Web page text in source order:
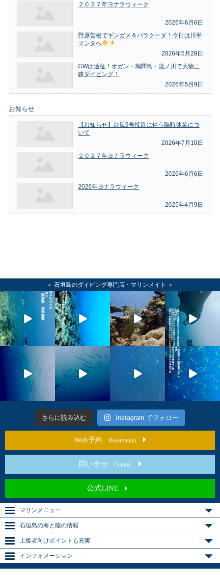
２０２７年ヨナラウィーク
2026年6月6日
野原曽根でギンガメ＆バラクーダ！今日は川平
マンタへ
2026年5月28日
GWは遠征！オガン・鳩間島・鹿ノ川で大物三
昧ダイビング！
2026年5月9日
お知らせ
【お知らせ】台風9号接近に伴う臨時休業につ
いて
2026年7月10日
２０２７年ヨナラウィーク
2026年6月6日
2026年ヨナラウィーク
2025年4月9日
＜ 石垣島のダイビング専門店・マリンメイト ＞
さらに読み込む Instagram でフォロー
Web予約 Reservation
問い合せ Contact
公式LINE
マリンメニュー
石垣島の海と陸の情報
上級者向けポイントも充実
インフォメーション